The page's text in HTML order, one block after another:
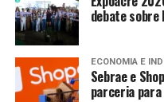
debate
ECONOMIA E
Sebrae e
parceria